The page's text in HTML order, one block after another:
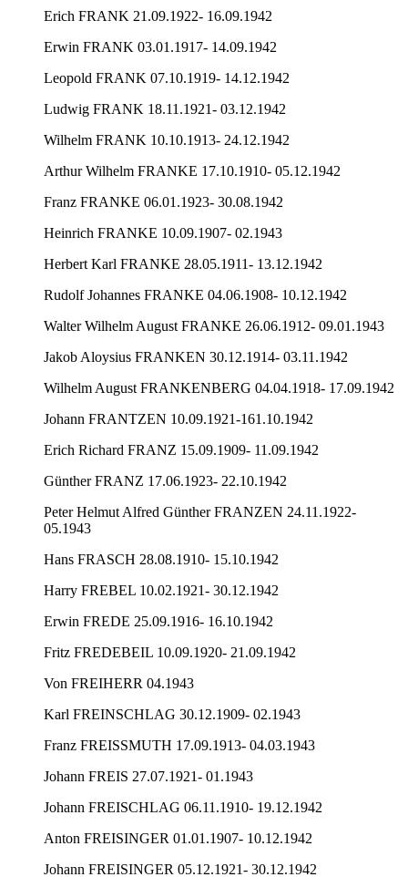
Erich FRANK 21.09.1922- 16.09.1942
Erwin FRANK 03.01.1917- 14.09.1942
Leopold FRANK 07.10.1919- 14.12.1942
Ludwig FRANK 18.11.1921- 03.12.1942
Wilhelm FRANK 10.10.1913- 24.12.1942
Arthur Wilhelm FRANKE 17.10.1910- 05.12.1942
Franz FRANKE 06.01.1923- 30.08.1942
Heinrich FRANKE 10.09.1907- 02.1943
Herbert Karl FRANKE 28.05.1911- 13.12.1942
Rudolf Johannes FRANKE 04.06.1908- 10.12.1942
Walter Wilhelm August FRANKE 26.06.1912- 09.01.1943
Jakob Aloysius FRANKEN 30.12.1914- 03.11.1942
Wilhelm August FRANKENBERG 04.04.1918- 17.09.1942
Johann FRANTZEN 10.09.1921-161.10.1942
Erich Richard FRANZ 15.09.1909- 11.09.1942
Günther FRANZ 17.06.1923- 22.10.1942
Peter Helmut Alfred Günther FRANZEN 24.11.1922-
05.1943
Hans FRASCH 28.08.1910- 15.10.1942
Harry FREBEL 10.02.1921- 30.12.1942
Erwin FREDE 25.09.1916- 16.10.1942
Fritz FREDEBEIL 10.09.1920- 21.09.1942
Von FREIHERR 04.1943
Karl FREINSCHLAG 30.12.1909- 02.1943
Franz FREISSMUTH 17.09.1913- 04.03.1943
Johann FREIS 27.07.1921- 01.1943
Johann FREISCHLAG 06.11.1910- 19.12.1942
Anton FREISINGER 01.01.1907- 10.12.1942
Johann FREISINGER 05.12.1921- 30.12.1942